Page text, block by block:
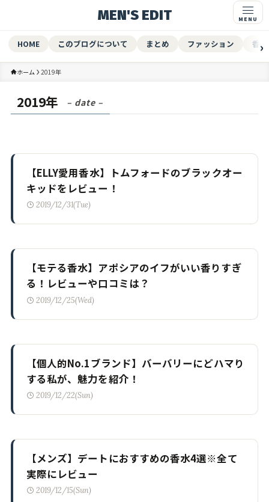
MEN'S EDIT
HOME このブログについて まとめ ファッション 香水
ホーム 2019年
2019年 – date –
【ELLY愛用香水】トムフォードのブラックオー
キッドをレビュー！
2019/12/31(Tue)
【モテる香水】アポシアのイフがいい香りすぎ
る！レビューや口コミは？
2019/12/25(Wed)
【個人的No.1ブランド】バーバリーにどハマり
する私が、魅力を紹介！
2019/12/22(Sun)
【メンズ】デートにおすすめの香水4選※全て
実際にレビュー
2019/12/15(Sun)